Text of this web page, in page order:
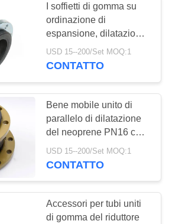
di dilatazione
del epdm
di dilatazione
della
sfera
36
I soffietti di gomma su
ordinazione di
espansione, dilatazione
flessibile giunto il
singolo medium della
USD 15--200/Set MOQ:1
CONTATTO
Bene mobile unito di
parallelo di dilatazione
del neoprene PN16 che
sigilla vibrazione
meccanica bassa
USD 15--200/Set MOQ:1
CONTATTO
Accessori per tubi uniti
di gomma del riduttore